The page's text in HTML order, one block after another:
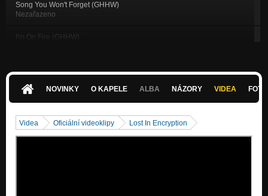
Song You Won't Forget (GHHW)
Nezařazeno
I'm On Fire (GHHW)
Dry Your Eyes (GHHW)
Where a Light Comes From (Art for Life)
NOVINKY O KAPELE ALBA NÁZORY VIDEA
Videa Oficiální videoklipy Lost In Encryption